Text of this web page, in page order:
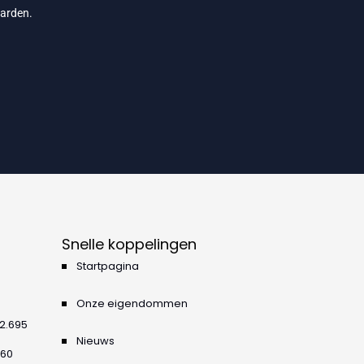
.
Snelle koppelingen
Startpagina
Onze eigendommen
Nieuws